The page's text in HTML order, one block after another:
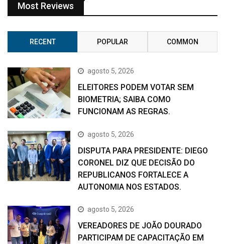
Most Reviews
RECENT POPULAR COMMON
agosto 5, 2026
ELEITORES PODEM VOTAR SEM
BIOMETRIA; SAIBA COMO
FUNCIONAM AS REGRAS.
agosto 5, 2026
DISPUTA PARA PRESIDENTE: DIEGO
CORONEL DIZ QUE DECISÃO DO
REPUBLICANOS FORTALECE A
AUTONOMIA NOS ESTADOS.
agosto 5, 2026
VEREADORES DE JOÃO DOURADO
PARTICIPAM DE CAPACITAÇÃO EM